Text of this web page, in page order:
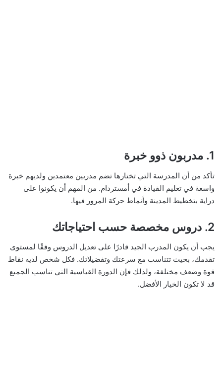
1. مدربون ذوو خبرة
تأكد من أن المدرسة التي تختارها تضم مدربين معتمدين ولديهم خبرة
واسعة في تعليم القيادة في أمستردام. من المهم أن يكونوا على
دراية بتخطيط المدينة وأنماط حركة المرور فيها.
2. دروس مخصصة حسب احتياجاتك
يجب أن يكون المدرب الجيد قادرًا على تعديل الدروس وفقًا لمستوى
تقدمك، بحيث تتناسب مع سرعتك وتفضيلاتك. فكل شخص لديه نقاط
قوة وضعف مختلفة، ولذلك فإن الدورة القياسية التي تناسب الجميع
قد لا تكون الخيار الأفضل.